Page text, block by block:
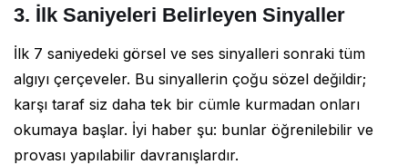
3. İlk Saniyeleri Belirleyen Sinyaller
İlk 7 saniyedeki görsel ve ses sinyalleri sonraki tüm
algıyı çerçeveler. Bu sinyallerin çoğu sözel değildir;
karşı taraf siz daha tek bir cümle kurmadan onları
okumaya başlar. İyi haber şu: bunlar öğrenilebilir ve
provası yapılabilir davranışlardır.